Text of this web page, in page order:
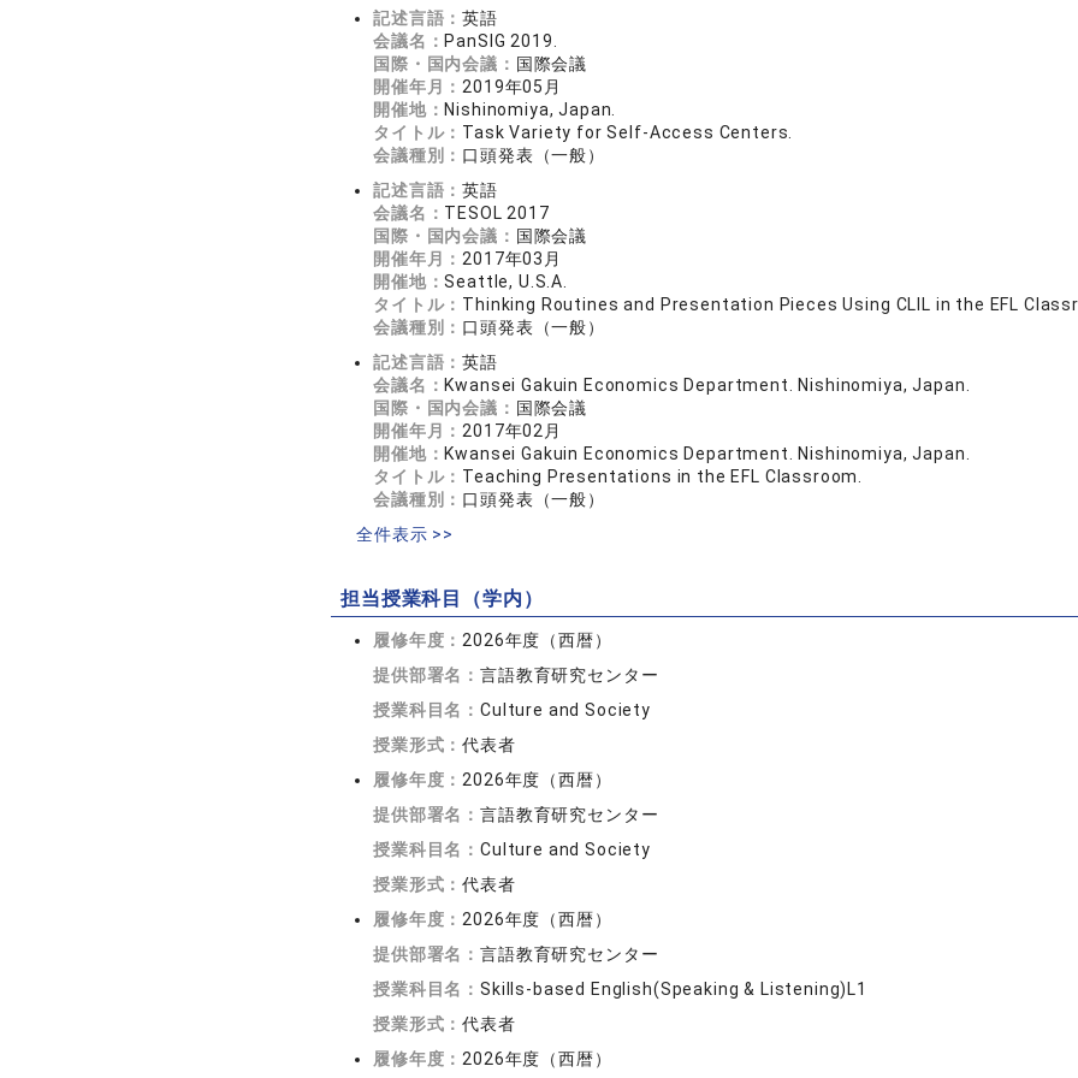
記述言語：英語
会議名： PanSIG 2019.
国際・国内会議： 国際会議
開催年月： 2019年05月
開催地： Nishinomiya, Japan.
タイトル： Task Variety for Self-Access Centers.
会議種別： 口頭発表（一般）
記述言語：英語
会議名： TESOL 2017
国際・国内会議： 国際会議
開催年月： 2017年03月
開催地：Seattle, U.S.A.
タイトル： Thinking Routines and Presentation Pieces Using CLIL in the EFL
会議種別： 口頭発表（一般）
記述言語：英語
会議名： Kwansei Gakuin Economics Department. Nishinomiya, Japan.
国際・国内会議： 国際会議
開催年月： 2017年02月
開催地： Kwansei Gakuin Economics Department. Nishinomiya, Japan.
タイトル： Teaching Presentations in the EFL Classroom.
会議種別： 口頭発表（一般）
全件表示 >>
担当授業科目（学内）
履修年度： 2026年度（西暦）
提供部署名：言語教育研究センター
授業科目名：Culture and Society
授業形式：代表者
履修年度： 2026年度（西暦）
提供部署名：言語教育研究センター
授業科目名：Culture and Society
授業形式：代表者
履修年度： 2026年度（西暦）
提供部署名：言語教育研究センター
授業科目名：Skills-based English(Speaking & Listening)L1
授業形式：代表者
履修年度： 2026年度（西暦）